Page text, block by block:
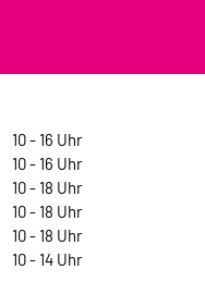
10 - 16 Uhr
10 - 16 Uhr
10 - 18 Uhr
10 - 18 Uhr
10 - 18 Uhr
10 - 14 Uhr